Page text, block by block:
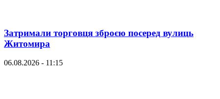
Затримали торговця зброєю посеред вулиць
Житомира
06.08.2026 - 11:15